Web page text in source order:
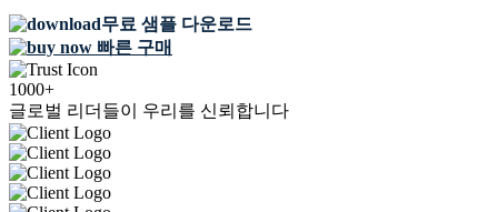
무료 샘플 다운로드
빠른 구매
1000+
글로벌 리더들이 우리를 신뢰합니다